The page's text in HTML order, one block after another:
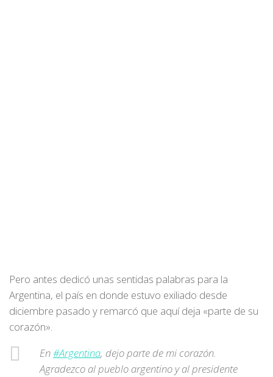
Pero antes dedicó unas sentidas palabras para la
Argentina, el país en donde estuvo exiliado desde
diciembre pasado y remarcó que aquí deja «parte de su
corazón».
En#Argentina, dejo parte de mi corazón.
Agradezco al pueblo argentino y al presidente